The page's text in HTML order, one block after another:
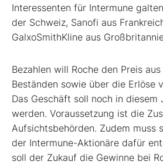
Interessenten für Intermune
der Schweiz, Sanofi aus
GalxoSmithKline aus
Bezahlen will Roche den Preis
Beständen sowie über die Erlöse
Das Geschäft soll noch in diesem
werden. Voraussetzung ist die
Aufsichtsbehörden. Zudem muss
der Intermune-Aktionäre dafür
soll der Zukauf die Gewinne bei